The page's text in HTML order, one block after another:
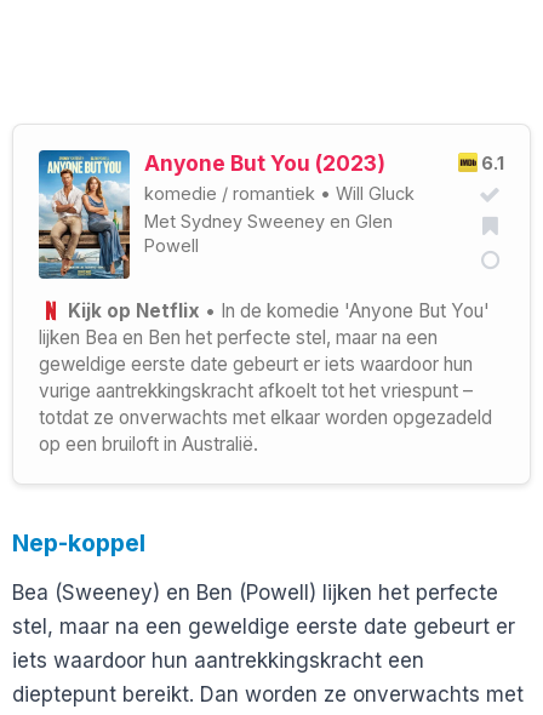
6.1
Anyone But You (2023)
komedie / romantiek • Will Gluck
Met Sydney Sweeney en Glen
Powell
Kijk op Netflix • In de komedie 'Anyone But You'
lijken Bea en Ben het perfecte stel, maar na een
geweldige eerste date gebeurt er iets waardoor hun
vurige aantrekkingskracht afkoelt tot het vriespunt –
totdat ze onverwachts met elkaar worden opgezadeld
op een bruiloft in Australië.
Nep-koppel
Bea (Sweeney) en Ben (Powell) lijken het perfecte
stel, maar na een geweldige eerste date gebeurt er
iets waardoor hun aantrekkingskracht een
dieptepunt bereikt. Dan worden ze onverwachts met